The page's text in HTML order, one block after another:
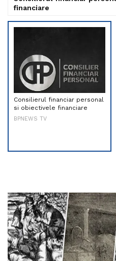
financiare
Consilierul financiar personal
si obiectivele financiare
BPNEWS TV